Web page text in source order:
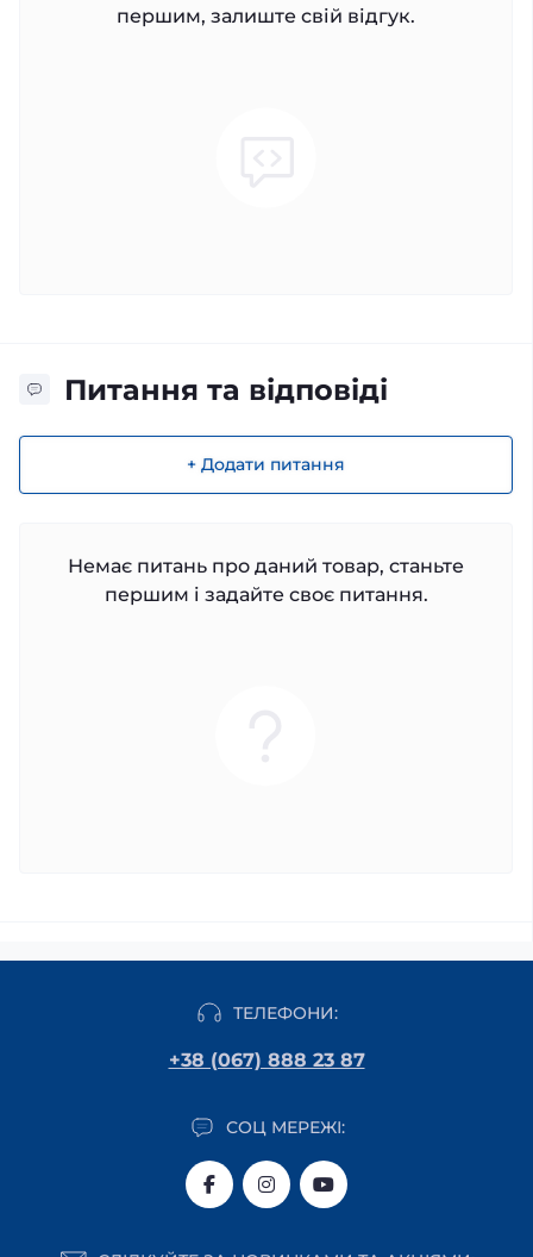
першим, залиште свій відгук.
Питання та відповіді
+ Додати питання
Немає питань про даний товар, станьте
першим і задайте своє питання.
ТЕЛЕФОНИ:
+38 (067) 888 23 87
СОЦ МЕРЕЖІ: